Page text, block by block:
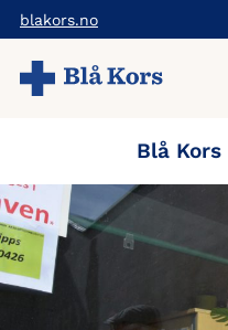
Hopp
til
hovedinnholdet
blakors.no
Blå